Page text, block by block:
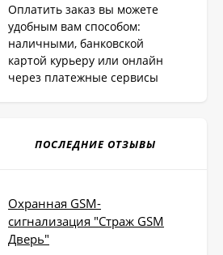
Оплатить заказ вы можете
удобным вам способом:
наличными, банковской
картой курьеру или онлайн
через платежные сервисы
ПОСЛЕДНИЕ ОТЗЫВЫ
Охранная GSM-
сигнализация "Страж GSM
Дверь"